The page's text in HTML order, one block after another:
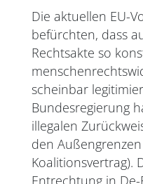
Die aktuellen EU-
befürchten, dass
Rechtsakte so
scheinbar
Bundesregierung
illegalen
den Außengrenzen
Koalitionsvertrag).
Entrechtung in